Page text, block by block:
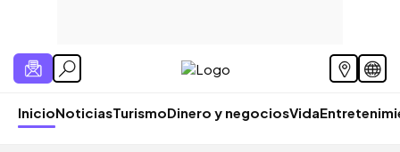
InicioNoticiasTurismoDinero y negociosVida